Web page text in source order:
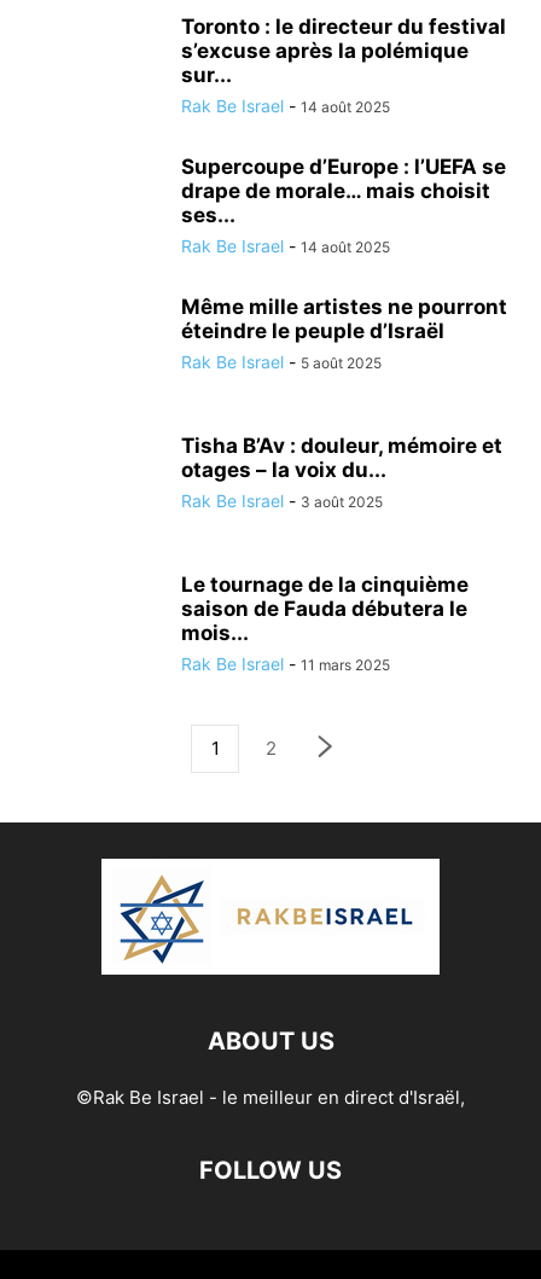
Toronto : le directeur du festival
s’excuse après la polémique
sur...
Rak Be Israel - 14 août 2025
Supercoupe d’Europe : l’UEFA se
drape de morale… mais choisit
ses...
Rak Be Israel - 14 août 2025
Même mille artistes ne pourront
éteindre le peuple d’Israël
Rak Be Israel - 5 août 2025
Tisha B’Av : douleur, mémoire et
otages – la voix du...
Rak Be Israel - 3 août 2025
Le tournage de la cinquième
saison de Fauda débutera le
mois...
Rak Be Israel - 11 mars 2025
1 2
ABOUT US
©Rak Be Israel - le meilleur en direct d'Israël,
FOLLOW US